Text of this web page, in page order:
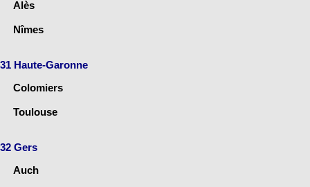
Alès
Nîmes
31 Haute-Garonne
Colomiers
Toulouse
32 Gers
Auch